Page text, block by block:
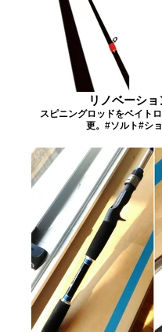
リノベーショ
スピニングロッドをベイト
更。#ソルト#シ